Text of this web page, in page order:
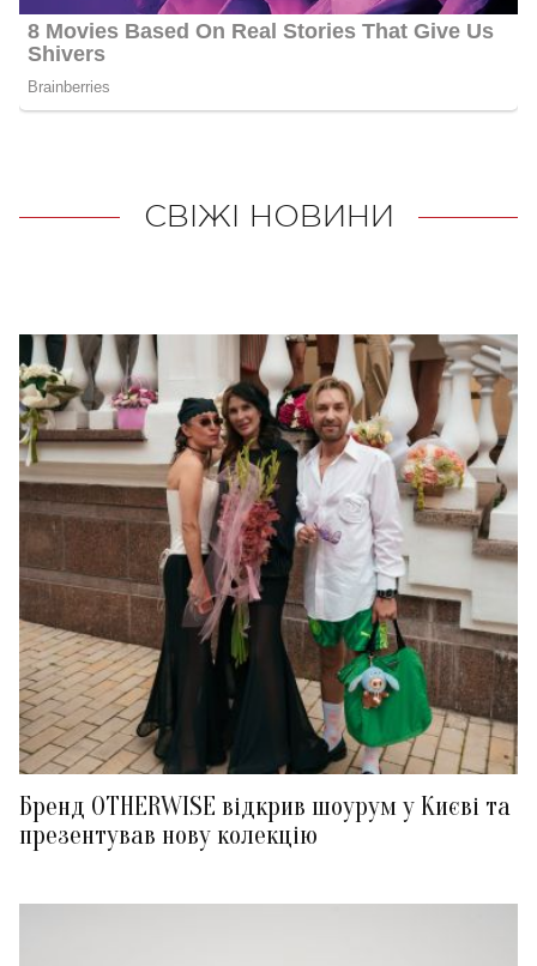
СВІЖІ НОВИНИ
Бренд OTHERWISE відкрив шоурум у Києві та
презентував нову колекцію